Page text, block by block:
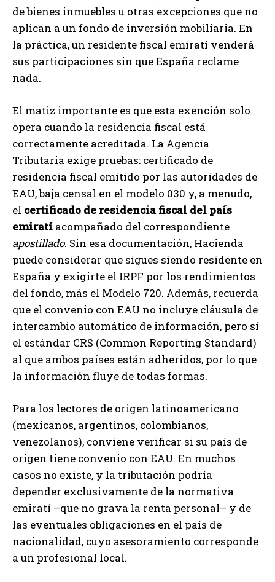
de bienes inmuebles u otras excepciones que no
aplican a un fondo de inversión mobiliaria. En
la práctica, un residente fiscal emiratí venderá
sus participaciones sin que España reclame
nada.
El matiz importante es que esta exención solo
opera cuando la residencia fiscal está
correctamente acreditada. La Agencia
Tributaria exige pruebas: certificado de
residencia fiscal emitido por las autoridades de
EAU, baja censal en el modelo 030 y, a menudo,
el certificado de residencia fiscal del país
emiratí acompañado del correspondiente
apostillado. Sin esa documentación, Hacienda
puede considerar que sigues siendo residente en
España y exigirte el IRPF por los rendimientos
del fondo, más el Modelo 720. Además, recuerda
que el convenio con EAU no incluye cláusula de
intercambio automático de información, pero sí
el estándar CRS (Common Reporting Standard)
al que ambos países están adheridos, por lo que
la información fluye de todas formas.
Para los lectores de origen latinoamericano
(mexicanos, argentinos, colombianos,
venezolanos), conviene verificar si su país de
origen tiene convenio con EAU. En muchos
casos no existe, y la tributación podría
depender exclusivamente de la normativa
emiratí –que no grava la renta personal– y de
las eventuales obligaciones en el país de
nacionalidad, cuyo asesoramiento corresponde
a un profesional local.